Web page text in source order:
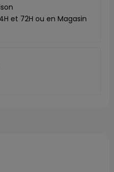
et 72H ou en Magasin